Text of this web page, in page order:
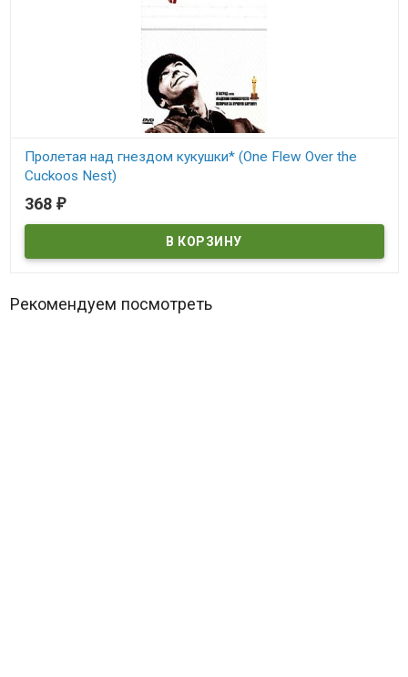
Пролетая над гнездом кукушки* (One Flew Over the
Cuckoos Nest)
В наличии
One Flew Over the Cuckoos Nest
368 ₽
Рекомендуем посмотреть